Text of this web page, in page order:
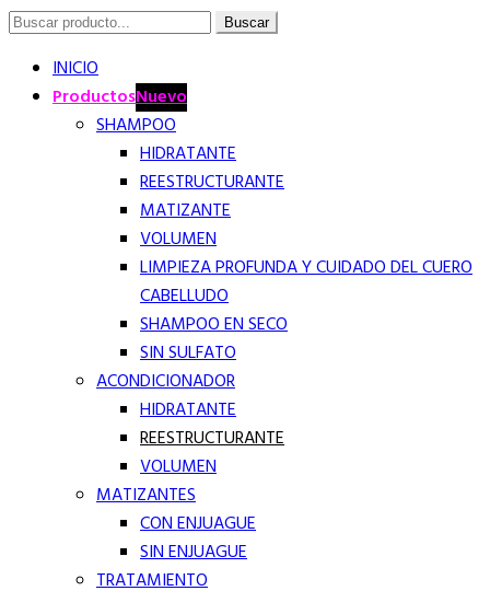
Buscar
Buscar
INICIO
ProductosNuevo
SHAMPOO
HIDRATANTE
REESTRUCTURANTE
MATIZANTE
VOLUMEN
LIMPIEZA PROFUNDA Y CUIDADO DEL CUERO
CABELLUDO
SHAMPOO EN SECO
SIN SULFATO
ACONDICIONADOR
HIDRATANTE
REESTRUCTURANTE
VOLUMEN
MATIZANTES
CON ENJUAGUE
SIN ENJUAGUE
TRATAMIENTO